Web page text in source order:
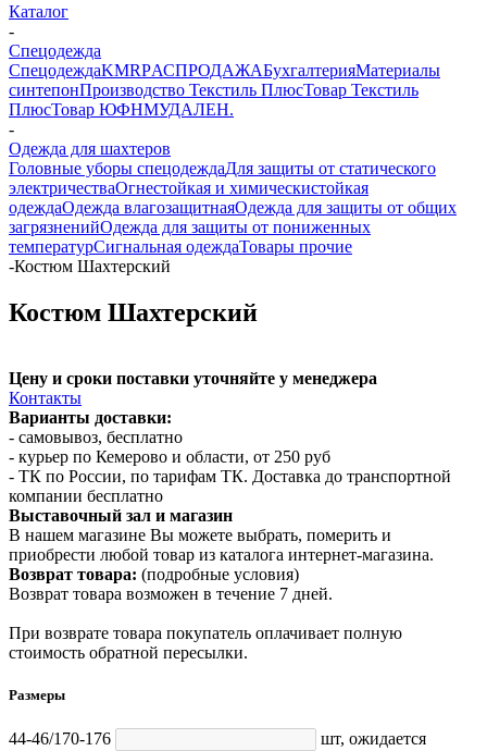
Каталог
-
Спецодежда
СпецодеждаKMRPАСПРОДАЖАБухгалтерияМатериалы
синтепонПроизводство Текстиль ПлюсТовар Текстиль
ПлюсТовар ЮФНМУДАЛЕН.
-
Одежда для шахтеров
Головные уборы спецодеждаДля защиты от статического
электричестваОгнестойкая и химическистойкая
одеждаОдежда влагозащитнаяОдежда для защиты от общих
загрязненийОдежда для защиты от пониженных
температурСигнальная одеждаТовары прочие
-Костюм Шахтерский
Костюм Шахтерский
Цену и сроки поставки уточняйте у менеджера
Контакты
Варианты доставки:
- самовывоз, бесплатно
- курьер по Кемерово и области, от 250 руб
- ТК по России, по тарифам ТК. Доставка до транспортной
компании бесплатно
Выставочный зал и магазин
В нашем магазине Вы можете выбрать, померить и
приобрести любой товар из каталога интернет-магазина.
Возврат товара: (подробные условия)
Возврат товара возможен в течение 7 дней.
При возврате товара покупатель оплачивает полную
стоимость обратной пересылки.
Размеры
44-46/170-176 шт, ожидается